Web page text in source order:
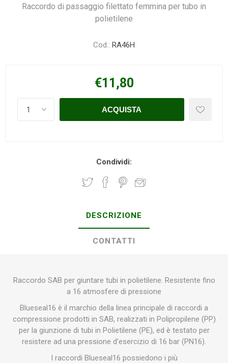
Raccordo di passaggio filettato femmina per tubo in
polietilene
Cod.: RA46H
€11,80
Condividi:
DESCRIZIONE
CONTATTI
Raccordo SAB per giuntare tubi in polietilene. Resistente fino
a 16 atmosfere di pressione
Blueseal16 è il marchio della linea principale di raccordi a
compressione prodotti in SAB, realizzati in Polipropilene (PP)
per la giunzione di tubi in Polietilene (PE), ed è testato per
resistere ad una pressione d’esercizio di 16 bar (PN16).
I raccordi Blueseal16 possiedono i più